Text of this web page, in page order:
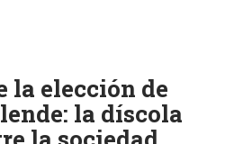
la elección de
la díscola